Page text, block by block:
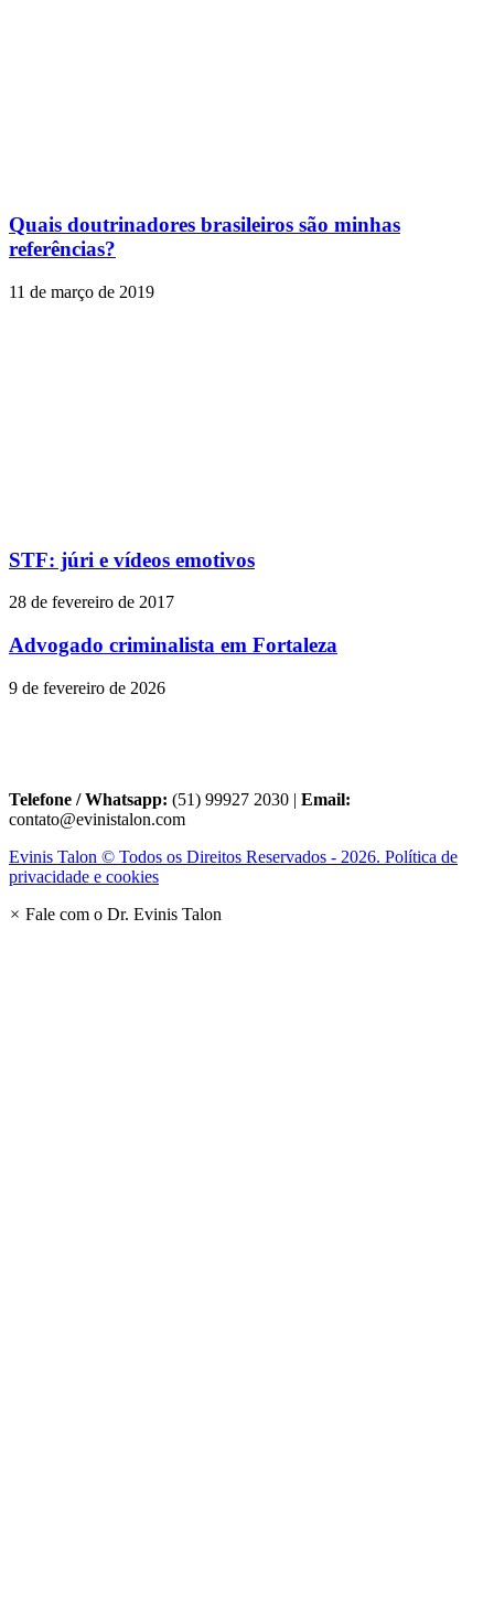
Quais doutrinadores brasileiros são minhas
referências?
11 de março de 2019
STF: júri e vídeos emotivos
28 de fevereiro de 2017
Advogado criminalista em Fortaleza
9 de fevereiro de 2026
Telefone / Whatsapp: (51) 99927 2030 | Email:
contato@evinistalon.com
Evinis Talon © Todos os Direitos Reservados - 2026. Política de
privacidade e cookies
× Fale com o Dr. Evinis Talon